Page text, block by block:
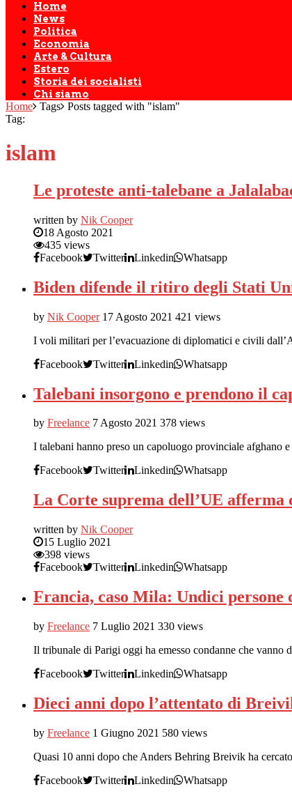
Home
News
Politica
Economia
Arte & Cultura
Estero
Storia dei socialisti
Chi siamo
Home Tags Posts tagged with "islam"
Tag:
islam
Le proteste anti-talebane a
written by Nik Cooper
18 Agosto 2021
435 views
Facebook
Twitter Linkedin Whatsapp
Biden difende il ritiro degli Stati
by Nik Cooper 17 Agosto 2021 421 views
I voli militari per l’evacuazione di diplomatici e civili
Facebook
Twitter Linkedin Whatsapp
Talebani insorgono e prendono il
by Freelance 7 Agosto 2021 378 views
I talebani hanno preso un capoluogo provinciale
Facebook
Twitter Linkedin Whatsapp
La Corte suprema dell’UE afferma
written by Nik Cooper
15 Luglio 2021
398 views
Facebook
Twitter Linkedin Whatsapp
Francia, caso Mila: Undici persone
by Freelance 7 Luglio 2021 330 views
Il tribunale di Parigi oggi ha emesso condanne che
Facebook
Twitter Linkedin Whatsapp
Dieci anni dopo l’attentato di
by Freelance 1 Giugno 2021 580 views
Quasi 10 anni dopo che Anders Behring Breivik ha
Facebook
Twitter Linkedin Whatsapp